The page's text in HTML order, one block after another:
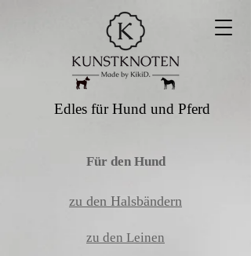
Edles für Hund und Pferd
Für den Hund
zu den Halsbändern
zu den Leinen